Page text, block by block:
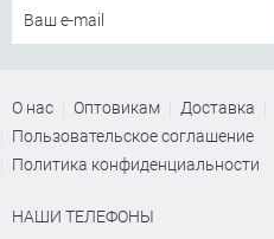
О нас Оптовикам Доставка
Пользовательское соглашение
Политика конфиденциальности
НАШИ ТЕЛЕФОНЫ